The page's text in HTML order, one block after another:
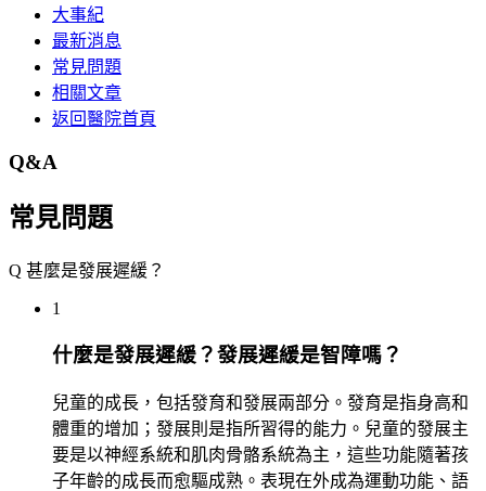
大事紀
最新消息
常見問題
相關文章
返回醫院首頁
Q&A
常見問題
Q 甚麼是發展遲緩？
1
什麼是發展遲緩？發展遲緩是智障嗎？
兒童的成長，包括發育和發展兩部分。發育是指身高和
體重的增加；發展則是指所習得的能力。兒童的發展主
要是以神經系統和肌肉骨骼系統為主，這些功能隨著孩
子年齡的成長而愈驅成熟。表現在外成為運動功能、語